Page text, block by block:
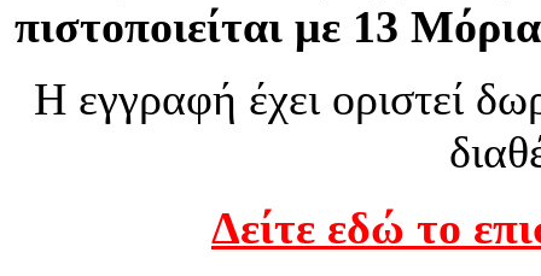
πιστοποιείται με 13
Η εγγραφή έχει οριστεί
Δείτε εδώ το